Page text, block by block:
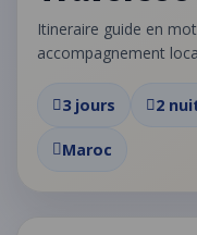
Itineraire guide en
accompagnement
3 jours 2
Maroc